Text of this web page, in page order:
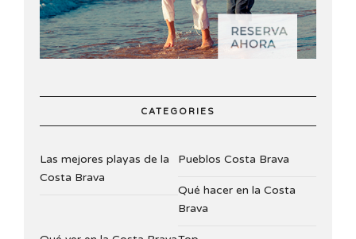
CATEGORIES
Las mejores playas de la
Costa Brava
Pueblos Costa Brava
Qué hacer en la Costa
Brava